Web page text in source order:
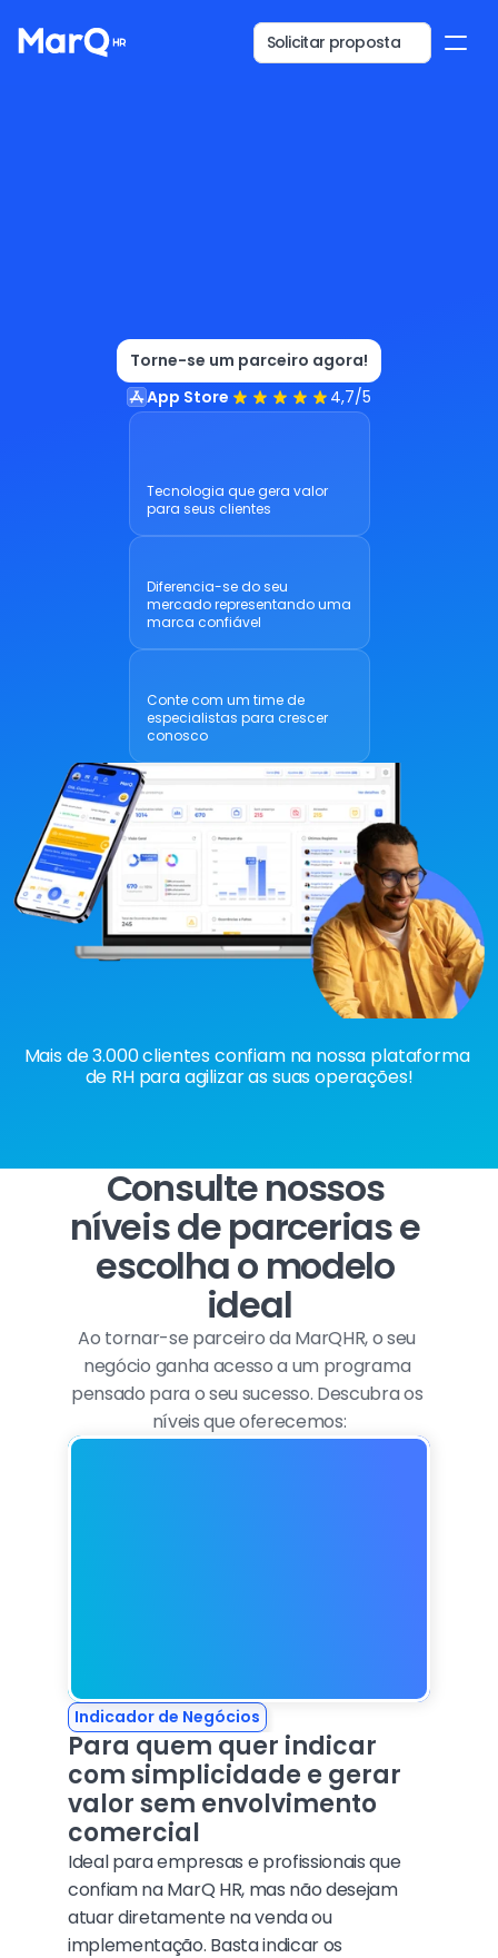
clientes
Torne-se um parceiro agora!
App Store
4,7/5
Tecnologia que gera valor
para seus clientes
Diferencia-se do seu
mercado representando uma
marca confiável
Conte com um time de
especialistas para crescer
conosco
Mais de 3.000 clientes confiam na nossa plataforma
de RH para agilizar as suas operações!
Consulte nossos
níveis de parcerias e
escolha o modelo
ideal
Ao tornar-se parceiro da MarQHR, o seu
negócio ganha acesso a um programa
pensado para o seu sucesso. Descubra os
níveis que oferecemos:
Indicador de Negócios
Para quem quer indicar
com simplicidade e gerar
valor sem envolvimento
comercial
Ideal para empresas e profissionais que
confiam na MarQ HR, mas não desejam
atuar diretamente na venda ou
implementação. Basta indicar os
Solicitar proposta